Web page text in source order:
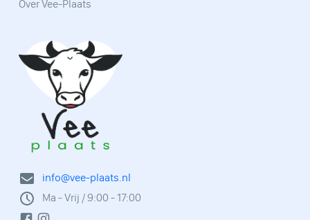
info@vee-plaats.nl
Ma - Vrij / 9:00 - 17:00
Over Vee-Plaats